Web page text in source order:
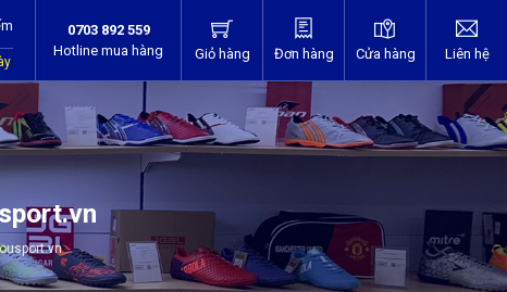
0703 892 559
Hotline mua hàng
Giỏ hàng Đơn hàng Cửa hàng Liên hệ